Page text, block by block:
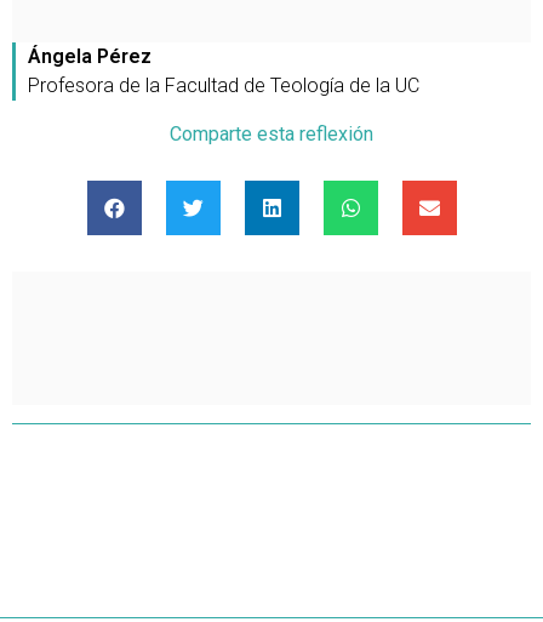
Ángela Pérez
Profesora de la Facultad de Teología de la UC
Comparte esta reflexión